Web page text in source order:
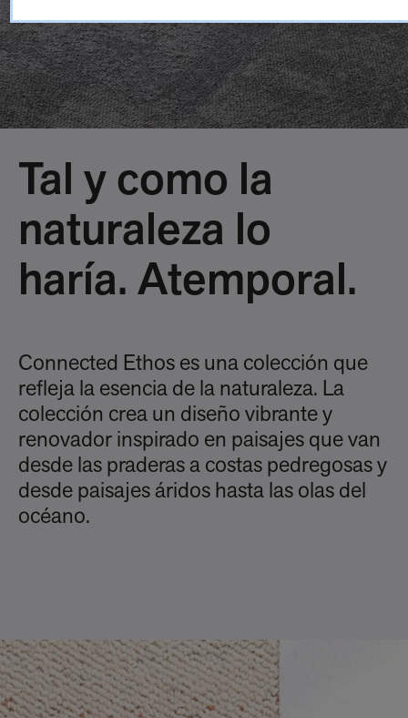
Tal y como la
naturaleza lo
haría. Atemporal.
Connected Ethos es una colección que
refleja la esencia de la naturaleza. La
colección crea un diseño vibrante y
renovador inspirado en paisajes que van
desde las praderas a costas pedregosas y
desde paisajes áridos hasta las olas del
océano.